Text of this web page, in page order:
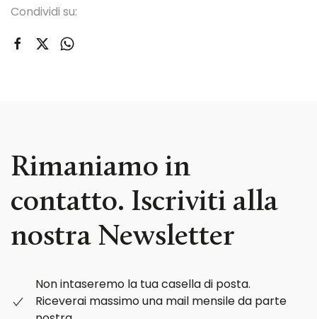
Condividi su:
Rimaniamo in
contatto. Iscriviti alla
nostra Newsletter
Non intaseremo la tua casella di posta.
Riceverai massimo una mail mensile da parte